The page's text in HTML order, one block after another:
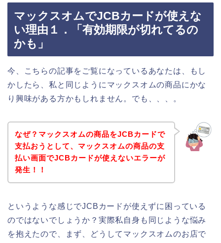
マックスオムでJCBカードが使えな
い理由１．「有効期限が切れてるの
かも」
今、こちらの記事をご覧になっているあなたは、もし
かしたら、私と同じようにマックスオムの商品にかな
り興味がある方かもしれません。でも、、、。
なぜ？マックスオムの商品をJCBカードで
支払おうとして、マックスオムの商品の支
払い画面でJCBカードが使えないエラーが
発生！！
というような感じでJCBカードが使えずに困っている
のではないでしょうか？実際私自身も同じような悩み
を抱えたので、まず、どうしてマックスオムのお店で